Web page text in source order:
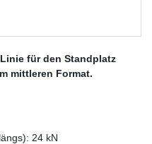
für den Standplatz
mittleren Format.
24 kN